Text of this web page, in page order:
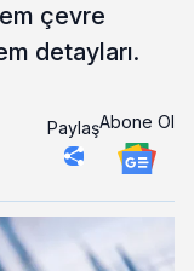
çevre
detayları.
PaylaşAbone Ol